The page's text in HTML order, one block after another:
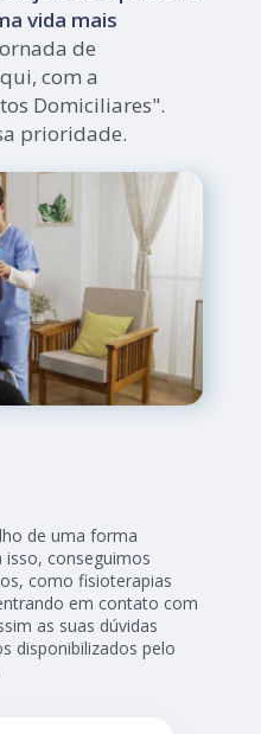
vida mais
de
com a
Domiciliares".
prioridade.
de uma forma
conseguimos
como fisioterapias
em contato com
as suas dúvidas
disponibilizados pelo